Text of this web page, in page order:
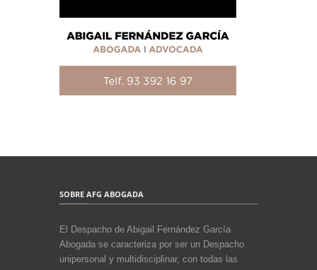
SOBRE AFG ABOGADA
El Despacho de Abigail Fernández García
Abogada se caracteriza por ser un Despacho
unipersonal y multidisciplinar, con todas las